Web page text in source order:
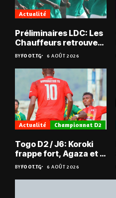
Actualité
Préliminaires LDC: Les
Chauffeurs retrouvent
les Mimos
BYFOOT.TG 6 AOÛT 2026
Actualité Championnat D2
Togo D2 / J6: Koroki
frappe fort, Agaza et la
JCA assurent,
suspense avant Sara
FC – Doumbé FC
BYFOOT.TG 6 AOÛT 2026